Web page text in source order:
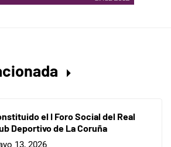
el I Foro Social del Real
Deportivo de La Coruña
13, 2026